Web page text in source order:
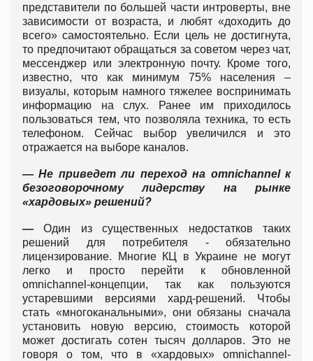
представители по большей части интроверты, вне
зависимости от возраста, и любят «доходить до
всего» самостоятельно. Если цель не достигнута,
то предпочитают обращаться за советом через чат,
мессенджер или электронную почту. Кроме того,
известно, что как минимум 75% населения –
визуалы, которым намного тяжелее воспринимать
информацию на слух. Ранее им приходилось
пользоваться тем, что позволяла техника, то есть
телефоном. Сейчас выбор увеличился и это
отражается на выборе каналов.
— Не приведет ли переход на omnichannelк
безоговорочному лидерству на рынке
«хардовых» решений?
—Один из существенных недостатков таких
решений для потребителя - обязательно
лицензирование. Многие КЦ в Украине не могут
легко и просто перейти к обновленной
omnichannel-концепции, так как пользуются
устаревшими версиями хард-решений. Чтобы
стать «многоканальными», они обязаны сначала
установить новую версию, стоимость которой
может достигать сотен тысяч долларов. Это не
говоря о том, что в «хардовых» omnichannel-